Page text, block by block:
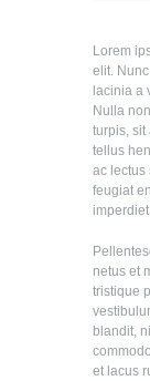
Lorem
elit.
lacinia a
Nulla
turpis, sit
tellus
ac lectus
feugiat
netus et
tristique
blandit,
et lacus